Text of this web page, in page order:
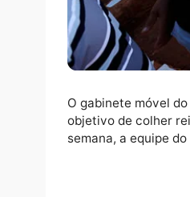
O gabinete